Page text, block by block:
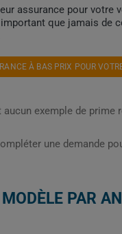
assurance pour votre
que jamais de
À BAS PRIX POUR
aucun exemple de prime
une demande
PAR